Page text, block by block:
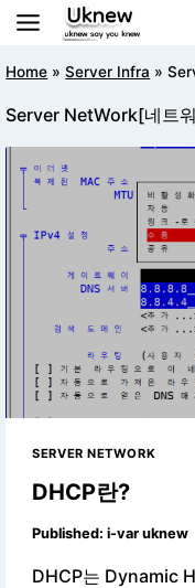
Skip
content
Home »Server Infra »
Server NetWork[네트
SERVER NETWORK
DHCP란?
Published: i-var uknew
DHCP는 Dynamic